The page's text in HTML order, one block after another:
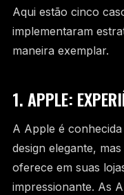
Aqui estão cinco
implementaram
maneira exemplar.
1. APPLE:
A Apple é
design elegante,
oferece em suas
impressionante. As